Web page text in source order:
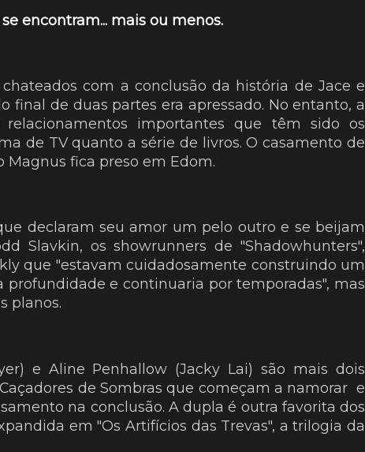
encontram... mais ou menos.
com a conclusão da história de Jace e
final de duas partes era apressado. No entanto, a
importantes que têm sido os
de TV quanto a série de livros. O casamento de
Magnus fica preso em Edom.
declaram seu amor um pelo outro e se beijam
Slavkin, os showrunners de "Shadowhunters",
que "estavam cuidadosamente construindo um
e continuaria por temporadas", mas
planos.
e Aline Penhallow (Jacky Lai) são mais dois
de Sombras que começam a namorar e
na conclusão. A dupla é outra favorita dos
em "Os Artifícios das Trevas", a trilogia da